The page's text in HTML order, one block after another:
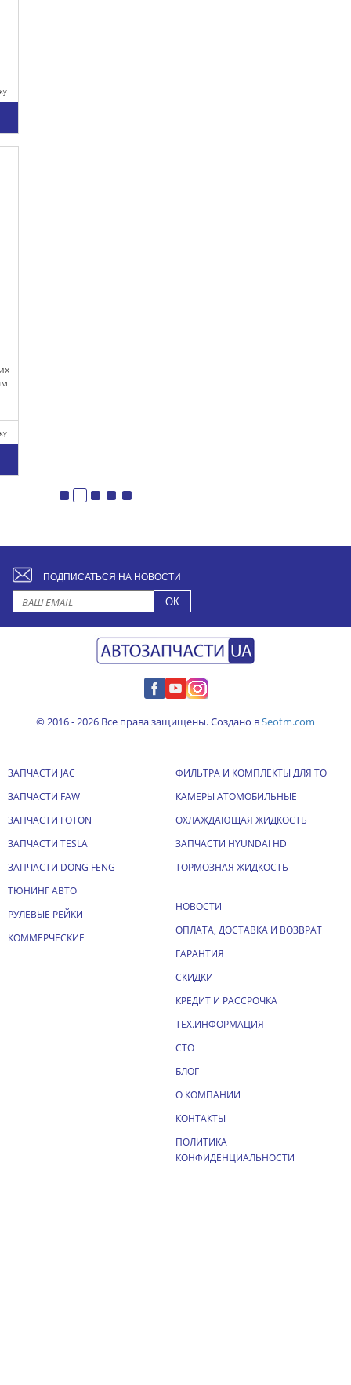
ПОДПИСАТЬСЯ НА НОВОСТИ
© 2016 - 2026 Все права защищены. Создано вSeotm.com
ЗАПЧАСТИ JAC
ЗАПЧАСТИ FAW
ЗАПЧАСТИ FOTON
ЗАПЧАСТИ TESLA
ЗАПЧАСТИ DONG FENG
ТЮНИНГ АВТО
РУЛЕВЫЕ РЕЙКИ
КОММЕРЧЕСКИЕ
ФИЛЬТРА И КОМПЛЕКТЫ ДЛЯ ТО
КАМЕРЫ АТОМОБИЛЬНЫЕ
ОХЛАЖДАЮЩАЯ ЖИДКОСТЬ
ЗАПЧАСТИ HYUNDAI HD
ТОРМОЗНАЯ ЖИДКОСТЬ
НОВОСТИ
ОПЛАТА, ДОСТАВКА И ВОЗВРАТ
ГАРАНТИЯ
СКИДКИ
КРЕДИТ И РАССРОЧКА
ТЕХ.ИНФОРМАЦИЯ
СТО
БЛОГ
О КОМПАНИИ
КОНТАКТЫ
ПОЛИТИКА
КОНФИДЕНЦИАЛЬНОСТИ